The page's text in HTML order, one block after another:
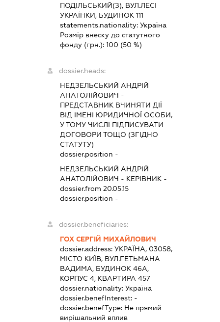
ПОДІЛЬСЬКИЙ(З), ВУЛ.ЛЕСІ
УКРАЇНКИ, БУДИНОК 111
statements.nationality: Україна
Розмір внеску до статутного
фонду (грн.): 100 (50 %)
dossier.heads:
НЕДЗЕЛЬСЬКИЙ АНДРІЙ
АНАТОЛІЙОВИЧ -
ПРЕДСТАВНИК ВЧИНЯТИ ДІЇ
ВІД ІМЕНІ ЮРИДИЧНОЇ ОСОБИ,
У ТОМУ ЧИСЛІ ПІДПИСУВАТИ
ДОГОВОРИ ТОЩО (ЗГІДНО
СТАТУТУ)
dossier.position -
НЕДЗЕЛЬСЬКИЙ АНДРІЙ
АНАТОЛІЙОВИЧ - КЕРІВНИК -
dossier.from 20.05.15
dossier.position -
dossier.beneficiaries:
ГОХ СЕРГІЙ МИХАЙЛОВИЧ
dossier.address: УКРАЇНА, 03058,
МІСТО КИЇВ, ВУЛ.ГЕТЬМАНА
ВАДИМА, БУДИНОК 46А,
КОРПУС 4, КВАРТИРА 457
dossier.nationality: Україна
dossier.benefInterest: -
dossier.benefType: Не прямий
вирішальний вплив